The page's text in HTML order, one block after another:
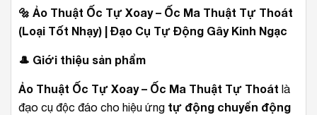
🔩 Ảo Thuật Ốc Tự Xoay – Ốc Ma Thuật Tự Thoát
(Loại Tốt Nhạy) | Đạo Cụ Tự Động Gây Kinh Ngạc
🎩 Giới thiệu sản phẩm
Ảo Thuật Ốc Tự Xoay – Ốc Ma Thuật Tự Thoát là
đạo cụ độc đáo cho hiệu ứng tự động chuyển động